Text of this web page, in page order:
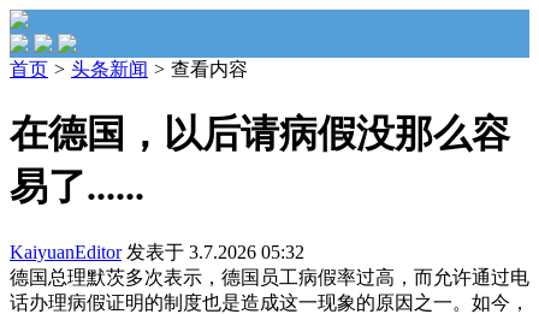
首页 > 头条新闻 > 查看内容
在德国，以后请病假没那么容
易了......
KaiyuanEditor发表于 3.7.2026 05:32
德国总理默茨多次表示，德国员工病假率过高，而允许通过电
话办理病假证明的制度也是造成这一现象的原因之一。如今，